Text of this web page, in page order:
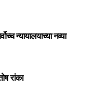
न्यायालयाच्या नव्या
रांका